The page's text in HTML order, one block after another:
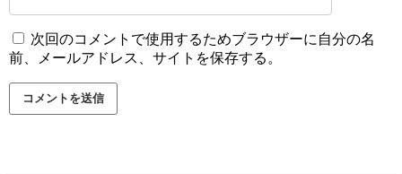
次回のコメントで使用するためブラウザーに自分の名
前、メールアドレス、サイトを保存する。